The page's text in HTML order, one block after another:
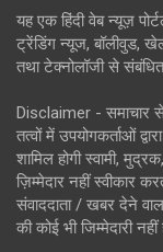
यह एक हिंदी वेब न्यूज़
ट्रेंडिंग न्यूज, बॉलीवुड,
तथा टेक्नोलॉजी से
Disclaimer - समाचार
तत्वों में उपयोगकर्ताओं
शामिल होगी स्वामी,
ज़िम्मेदार नहीं स्वीकार
संवाददाता / खबर देने
की कोई भी जिम्मेदारी नहीं